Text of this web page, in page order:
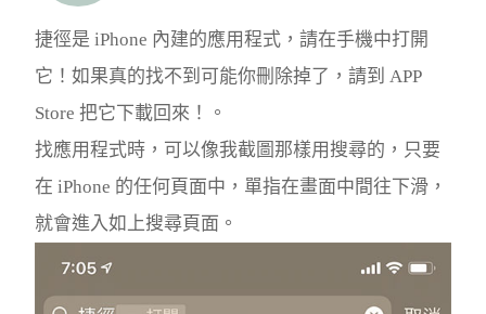
捷徑是 iPhone 內建的應用程式，請在手機中打開
它！如果真的找不到可能你刪除掉了，請到 APP
Store 把它下載回來！。
找應用程式時，可以像我截圖那樣用搜尋的，只要
在 iPhone 的任何頁面中，單指在畫面中間往下滑，
就會進入如上搜尋頁面。